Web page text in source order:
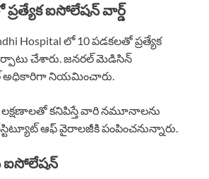
ప్రత్యేక ఐసోలేషన్ వార్డ్
Hospital లో 10 పడకలతో ప్రత్యేక
చేశారు. జనరల్ మెడిసిన్
నియమించారు.
కనిపిస్తే వారి నమూనాలను
ఆఫ్ వైరాలజీకి పంపించనున్నారు.
ఐసోలేషన్